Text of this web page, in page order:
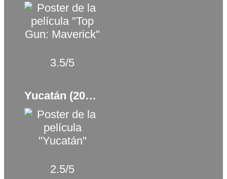
3.5/5
Yucatán (2018)
2.5/5